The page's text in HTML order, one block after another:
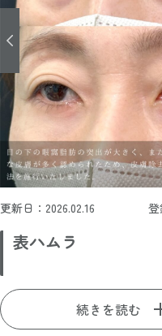
更新日：2026.02.16 登
表ハムラ
続きを読む